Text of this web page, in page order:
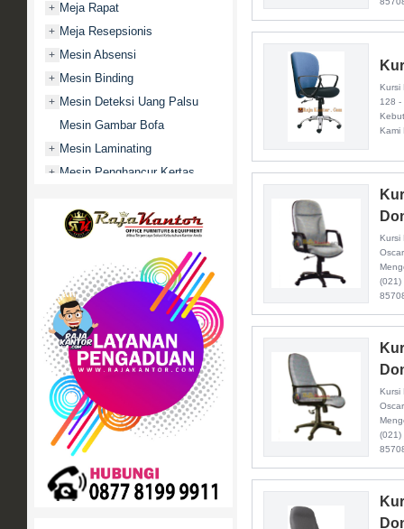
+ Meja Rapat
+ Meja Resepsionis
+ Mesin Absensi
+ Mesin Binding
+ Mesin Deteksi Uang Palsu
Mesin Gambar Bofa
+ Mesin Laminating
+ Mesin Penghancur Kertas
Mobile File / Roll O Pack
Movitex
Paper Cutter
Partisi Kantor
Promo
+ Rak Serbaguna
+ Ranjang Besi
+ Sofa Kantor
+ Springbed
White Board / Papan Tulis
Kursi
128 -
Kami
Kursi
(021)
Kursi
(021)